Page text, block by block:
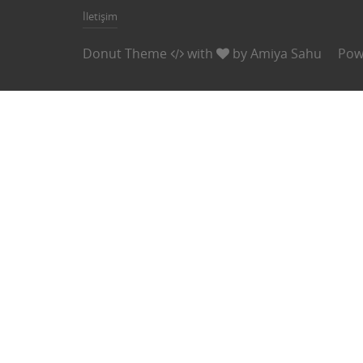
İletişim
Donut Theme with byAmiya Sahu